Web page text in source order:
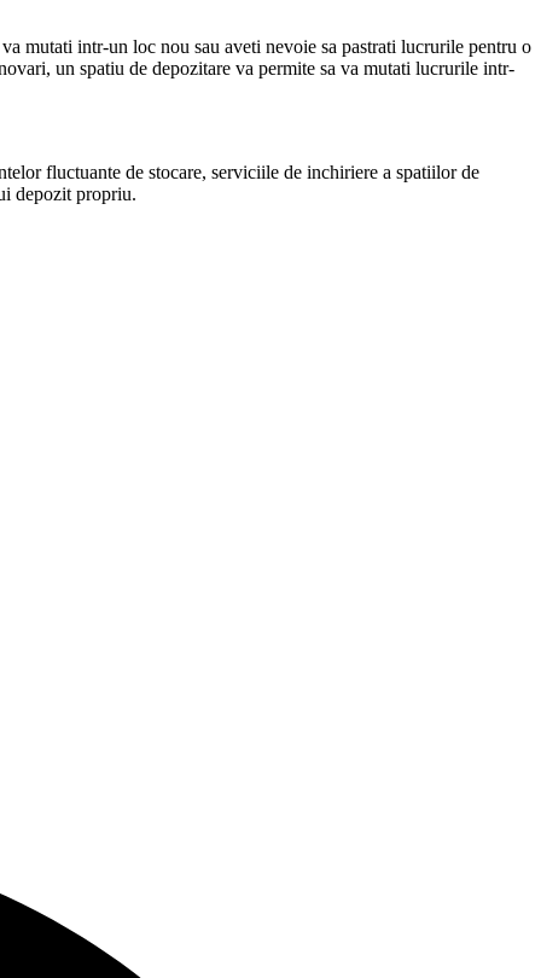
mutati intr-un loc nou sau aveti nevoie sa pastrati lucrurile pentru o
un spatiu de depozitare va permite sa va mutati lucrurile intr-
fluctuante de stocare, serviciile de inchiriere a spatiilor de
depozit propriu.